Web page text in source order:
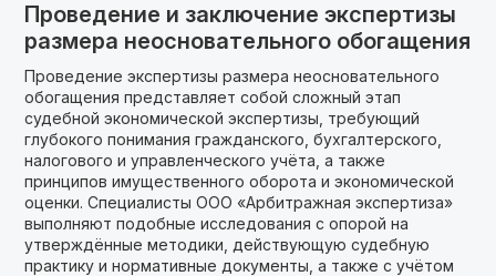
Проведение и заключение экспертизы
размера неосновательного обогащения
Проведение экспертизы размера неосновательного
обогащения представляет собой сложный этап
судебной экономической экспертизы, требующий
глубокого понимания гражданского, бухгалтерского,
налогового и управленческого учёта, а также
принципов имущественного оборота и экономической
оценки. Специалисты ООО «Арбитражная экспертиза»
выполняют подобные исследования с опорой на
утверждённые методики, действующую судебную
практику и нормативные документы, а также с учётом